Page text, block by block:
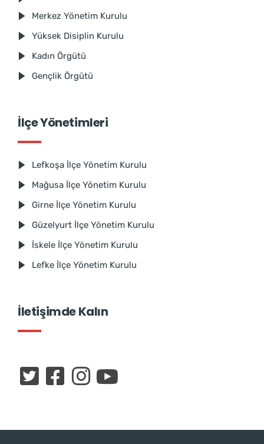
Merkez Yönetim Kurulu
Yüksek Disiplin Kurulu
Kadın Örgütü
Gençlik Örgütü
İlçe Yönetimleri
Lefkoşa İlçe Yönetim Kurulu
Mağusa İlçe Yönetim Kurulu
Girne İlçe Yönetim Kurulu
Güzelyurt İlçe Yönetim Kurulu
İskele İlçe Yönetim Kurulu
Lefke İlçe Yönetim Kurulu
İletişimde Kalın